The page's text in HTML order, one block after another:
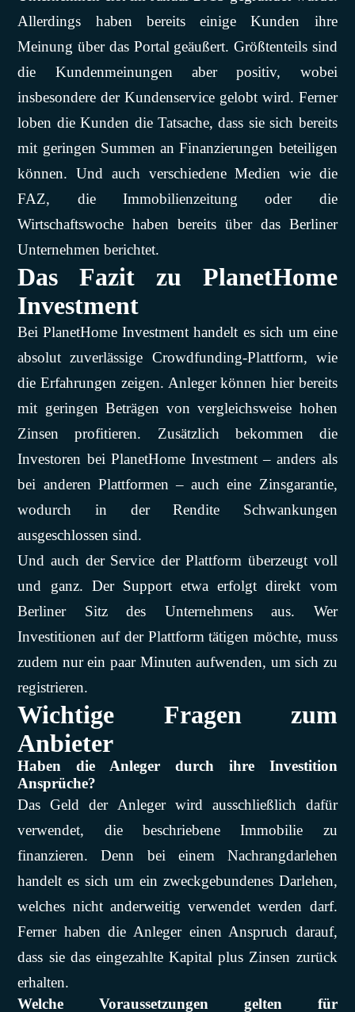
Allerdings haben bereits einige Kunden ihre
Meinung über das Portal geäußert. Größtenteils sind
die Kundenmeinungen aber positiv, wobei
insbesondere der Kundenservice gelobt wird. Ferner
loben die Kunden die Tatsache, dass sie sich bereits
mit geringen Summen an Finanzierungen beteiligen
können. Und auch verschiedene Medien wie die
FAZ, die Immobilienzeitung oder die
Wirtschaftswoche haben bereits über das Berliner
Unternehmen berichtet.
Das Fazit zu PlanetHome
Investment
Bei PlanetHome Investment handelt es sich um eine
absolut zuverlässige Crowdfunding-Plattform, wie
die Erfahrungen zeigen. Anleger können hier bereits
mit geringen Beträgen von vergleichsweise hohen
Zinsen profitieren. Zusätzlich bekommen die
Investoren bei PlanetHome Investment – anders als
bei anderen Plattformen – auch eine Zinsgarantie,
wodurch in der Rendite Schwankungen
ausgeschlossen sind.
Und auch der Service der Plattform überzeugt voll
und ganz. Der Support etwa erfolgt direkt vom
Berliner Sitz des Unternehmens aus. Wer
Investitionen auf der Plattform tätigen möchte, muss
zudem nur ein paar Minuten aufwenden, um sich zu
registrieren.
Wichtige Fragen zum
Anbieter
Haben die Anleger durch ihre Investition
Ansprüche?
Das Geld der Anleger wird ausschließlich dafür
verwendet, die beschriebene Immobilie zu
finanzieren. Denn bei einem Nachrangdarlehen
handelt es sich um ein zweckgebundenes Darlehen,
welches nicht anderweitig verwendet werden darf.
Ferner haben die Anleger einen Anspruch darauf,
dass sie das eingezahlte Kapital plus Zinsen zurück
erhalten.
Welche Voraussetzungen gelten für